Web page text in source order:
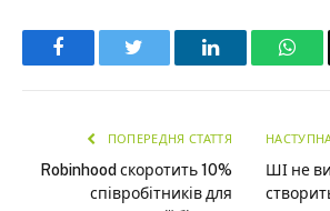
Facebook LinkedIn
ПОПЕРЕДНЯ СТАТТЯ
Robinhood скоротить 10%
співробітників для
ШІ не